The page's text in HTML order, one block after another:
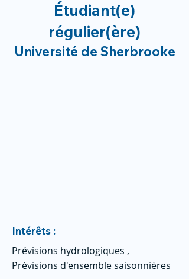
Étudiant(e)
régulier(ère)
Université de Sherbrooke
Intérêts :
Prévisions hydrologiques ,
Prévisions d'ensemble saisonnières